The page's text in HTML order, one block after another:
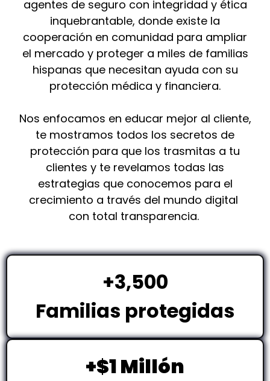
agentes de seguro con integridad y ética
inquebrantable, donde existe la
cooperación en comunidad para ampliar
el mercado y proteger a miles de familias
hispanas que necesitan ayuda con su
protección médica y financiera.
Nos enfocamos en educar mejor al cliente,
te mostramos todos los secretos de
protección para que los trasmitas a tu
clientes y te revelamos todas las
estrategias que conocemos para el
crecimiento a través del mundo digital
con total transparencia.
+3,500
Familias protegidas
+$1 Millón